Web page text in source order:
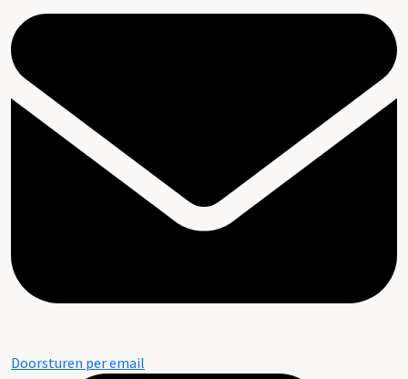
Doorsturen per email